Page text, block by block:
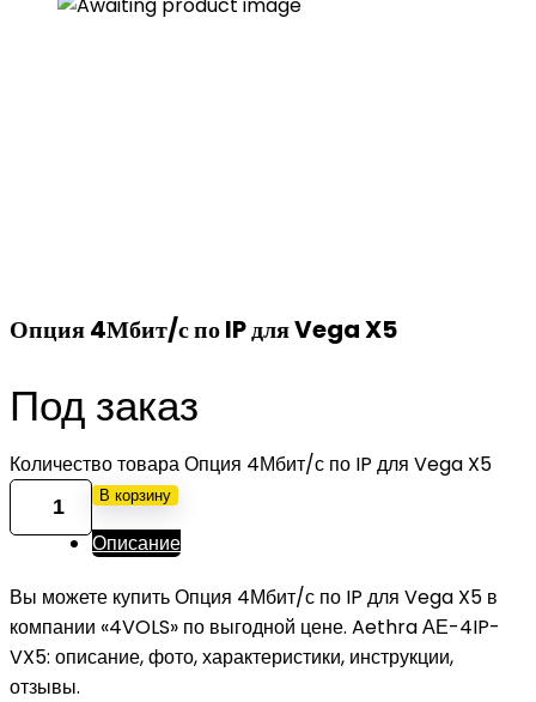
Опция 4Мбит/с по IP для Vega X5
Под заказ
Количество товара Опция 4Мбит/с по IP для Vega X5
В корзину
Описание
Вы можете купить Опция 4Мбит/с по IP для Vega X5 в
компании «4VOLS» по выгодной цене. Aethra АЕ-4IP-
VX5: описание, фото, характеристики, инструкции,
отзывы.